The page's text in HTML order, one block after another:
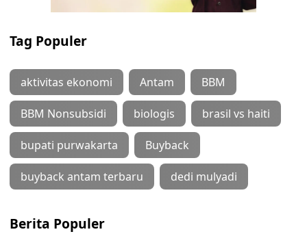
Tag Populer
aktivitas ekonomi Antam BBM
BBM Nonsubsidi biologis brasil vs haiti
bupati purwakarta Buyback
buyback antam terbaru dedi mulyadi
Berita Populer